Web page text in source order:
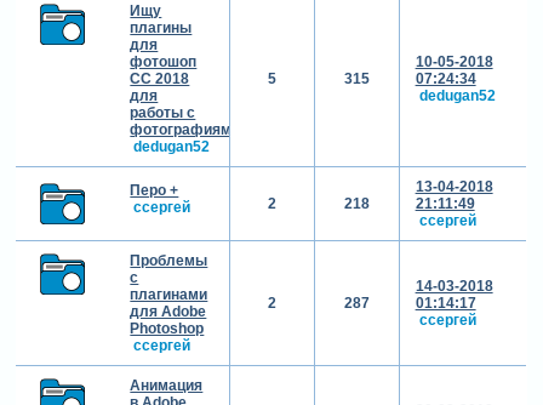
Ищу
плагины
для
фотошоп
CC 2018
для
работы с
фотографиями.
dedugan52
5 315
10-05-2018
07:24:34
dedugan52
Перо +
cсергей
2 218
13-04-2018
21:11:49
cсергей
Проблемы
с
плагинами
для Adobe
Photoshop
cсергей
2 287
14-03-2018
01:14:17
cсергей
Анимация